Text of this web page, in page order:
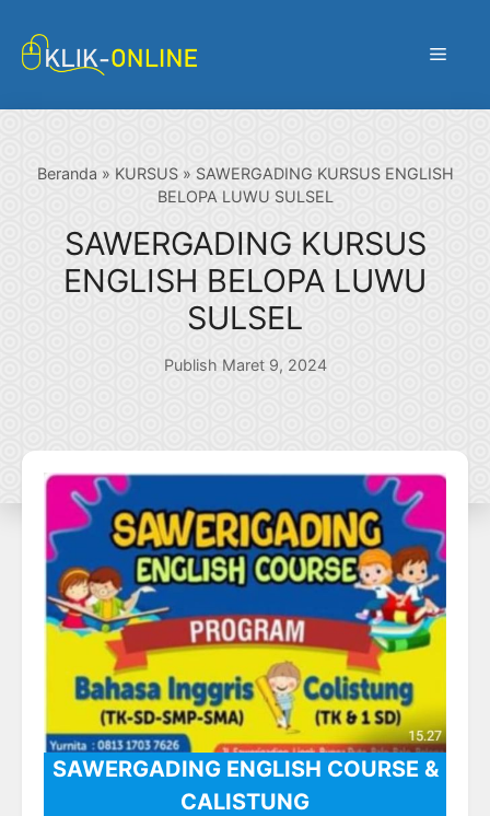
Menu
Beranda » KURSUS» SAWERGADING KURSUS ENGLISH
BELOPA LUWU SULSEL
SAWERGADING KURSUS
ENGLISH BELOPA LUWU
SULSEL
Publish Maret 9, 2024
SAWERGADING ENGLISH COURSE &
CALISTUNG